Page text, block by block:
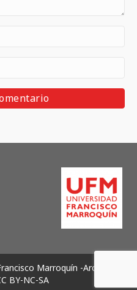
Marroquín -Archivos
BY-NC-SA